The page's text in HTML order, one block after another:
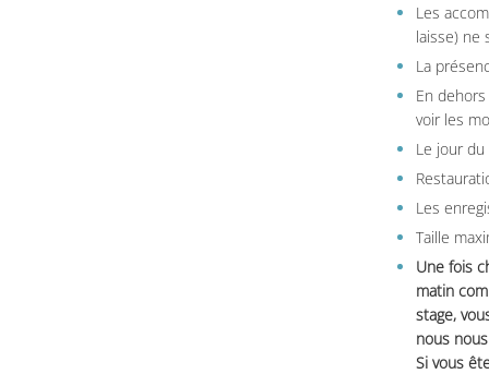
Les
laisse) ne
La
En
voir les
Le jour
Les
Taille
Une fois
matin
stage,
nous
Si vous